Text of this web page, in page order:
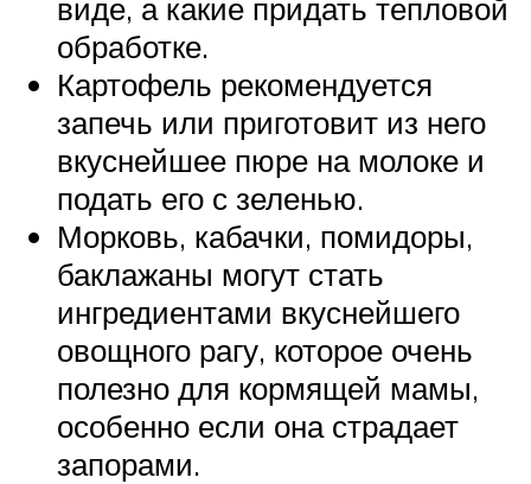
виде, а какие придать тепловой
обработке.
Картофель рекомендуется
запечь или приготовит из него
вкуснейшее пюре на молоке и
подать его с зеленью.
Морковь, кабачки, помидоры,
баклажаны могут стать
ингредиентами вкуснейшего
овощного рагу, которое очень
полезно для кормящей мамы,
особенно если она страдает
запорами.